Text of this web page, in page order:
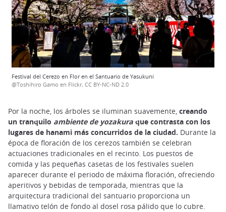
Festival del Cerezo en Flor en el Santuario de Yasukuni
@Toshihiro Gamo en Flickr, CC BY-NC-ND 2.0
Por la noche, los árboles se iluminan suavemente, creando
un tranquilo ambiente de yozakura que contrasta con los
lugares de hanami más concurridos de la ciudad. Durante la
época de floración de los cerezos también se celebran
actuaciones tradicionales en el recinto. Los puestos de
comida y las pequeñas casetas de los festivales suelen
aparecer durante el periodo de máxima floración, ofreciendo
aperitivos y bebidas de temporada, mientras que la
arquitectura tradicional del santuario proporciona un
llamativo telón de fondo al dosel rosa pálido que lo cubre.